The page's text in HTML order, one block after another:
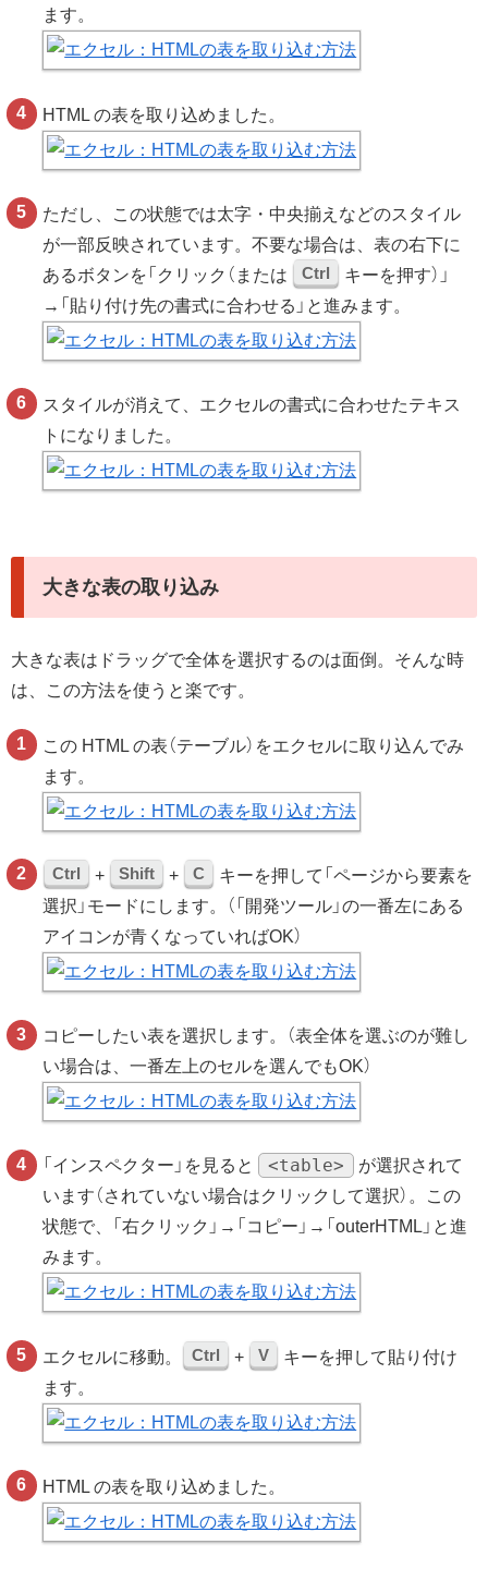
ます。
HTML の表を取り込めました。
ただし、この状態では太字・中央揃えなどのスタイル
が一部反映されています。不要な場合は、表の右下に
あるボタンを「クリック（または
Ctrl
キーを押す）」
→「貼り付け先の書式に合わせる」と進みます。
スタイルが消えて、エクセルの書式に合わせたテキス
トになりました。
大きな表の取り込み
大きな表はドラッグで全体を選択するのは面倒。そんな時
は、この方法を使うと楽です。
この HTML の表（テーブル）をエクセルに取り込んでみ
ます。
Ctrl + Shift + C
キーを押して「ページから要素を
選択」モードにします。（「開発ツール」の一番左にある
アイコンが青くなっていればOK）
コピーしたい表を選択します。（表全体を選ぶのが難し
い場合は、一番左上のセルを選んでもOK）
「インスペクター」を見ると <table>
が選択されて
います（されていない場合はクリックして選択）。この
状態で、「右クリック」→「コピー」→「outerHTML」と進
みます。
エクセルに移動。 Ctrl + V
キーを押して貼り付け
ます。
HTML の表を取り込めました。